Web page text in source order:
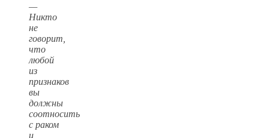
—
Никто
не
говорит,
что
любой
из
признаков
вы
должны
соотносить
с раком
и